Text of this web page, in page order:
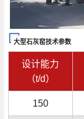
大型石灰窑技术参数
设计能力
（t/d）
150